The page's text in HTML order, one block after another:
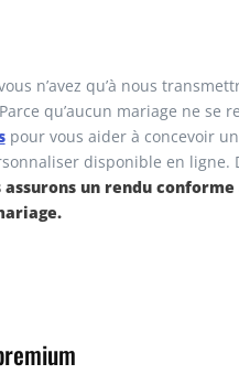
n’avez qu’à nous
qu’aucun mariage ne se
pour vous aider à concevoir
disponible en ligne.
assurons un rendu